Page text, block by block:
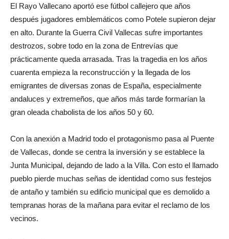
El Rayo Vallecano aportó ese fútbol callejero que años
después jugadores emblemáticos como Potele supieron dejar
en alto. Durante la Guerra Civil Vallecas sufre importantes
destrozos, sobre todo en la zona de Entrevías que
prácticamente queda arrasada. Tras la tragedia en los años
cuarenta empieza la reconstrucción y la llegada de los
emigrantes de diversas zonas de España, especialmente
andaluces y extremeños, que años más tarde formarían la
gran oleada chabolista de los años 50 y 60.
Con la anexión a Madrid todo el protagonismo pasa al Puente
de Vallecas, donde se centra la inversión y se establece la
Junta Municipal, dejando de lado a la Villa. Con esto el llamado
pueblo pierde muchas señas de identidad como sus festejos
de antaño y también su edificio municipal que es demolido a
tempranas horas de la mañana para evitar el reclamo de los
vecinos.